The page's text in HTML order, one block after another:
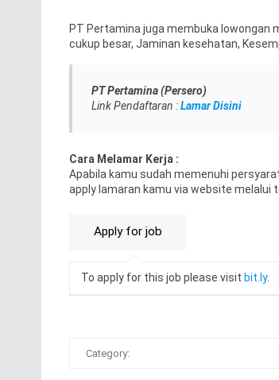
PT Pertamina juga membuka lowongan
cukup besar, Jaminan kesehatan,
PT Pertamina (Persero)
Link Pendaftaran :Lamar Disini
Cara Melamar Kerja :
Apabila kamu sudah memenuhi
apply lamaran kamu via website melalui
To apply for this job please visit bit.ly.
Category: